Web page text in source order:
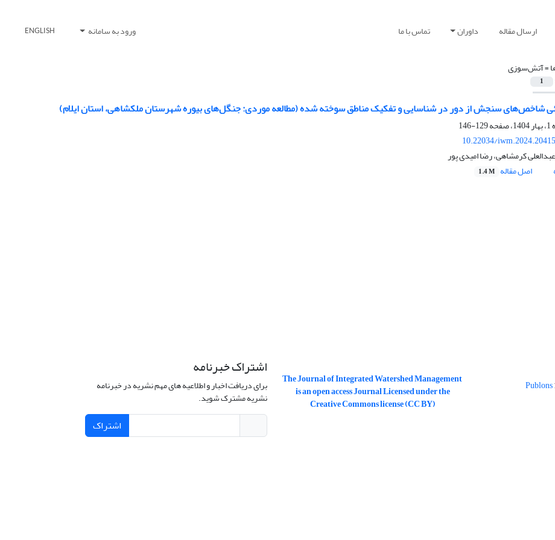
ارسال مقاله داوران تماس با ما ورود به سامانه ENGLISH
=آتش‌سوزی
1
شاخص‌های سنجش از دور در شناسایی و تفکیک مناطق سوخته شده (مطالعه موردی: جنگل‌های بیوره شهرستان ملکشاهی، استان ایلام)
129-146
10.22034/
کرمشاهی، رضا امیدی پور
اصل مقاله 1.4 M
The Journal of Integrated Watershed Management
is an open access Journal Licensed under the
Creative Commons license (CC BY)
اشتراک خبرنامه
برای دریافت اخبار و اطلاعیه های مهم نشریه در خبرنامه
نشریه مشترک شوید.
اشتراک